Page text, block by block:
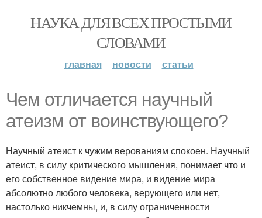
НАУКА ДЛЯ ВСЕХ ПРОСТЫМИ
СЛОВАМИ
главная новости статьи
Чем отличается научный
атеизм от воинствующего?
Научный атеист к чужим верованиям спокоен. Научный
атеист, в силу критического мышления, понимает что и
его собственное видение мира, и видение мира
абсолютно любого человека, верующего или нет,
настолько никчемны, и, в силу ограниченности